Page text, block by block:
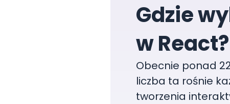
Gdzie
w React?
Obecnie ponad
liczba ta rośnie
tworzenia